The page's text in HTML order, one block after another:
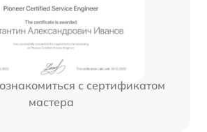
с сертификатом
мастера